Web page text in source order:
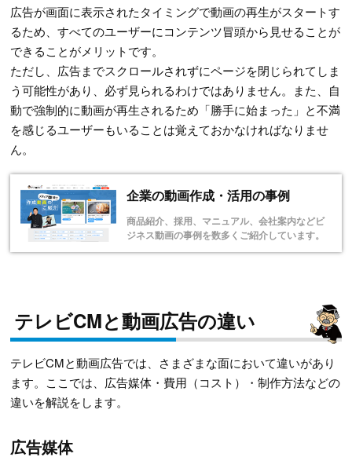
広告が画面に表示されたタイミングで動画の再生がスタートす
るため、すべてのユーザーにコンテンツ冒頭から見せることが
できることがメリットです。
ただし、広告までスクロールされずにページを閉じられてしま
う可能性があり、必ず見られるわけではありません。また、自
動で強制的に動画が再生されるため「勝手に始まった」と不満
を感じるユーザーもいることは覚えておかなければなりませ
ん。
企業の動画作成・活用の事例
商品紹介、採用、マニュアル、会社案内などビ
ジネス動画の事例を数多くご紹介しています。
テレビCMと動画広告の違い
テレビCMと動画広告では、さまざまな面において違いがあり
ます。ここでは、広告媒体・費用（コスト）・制作方法などの
違いを解説をします。
広告媒体